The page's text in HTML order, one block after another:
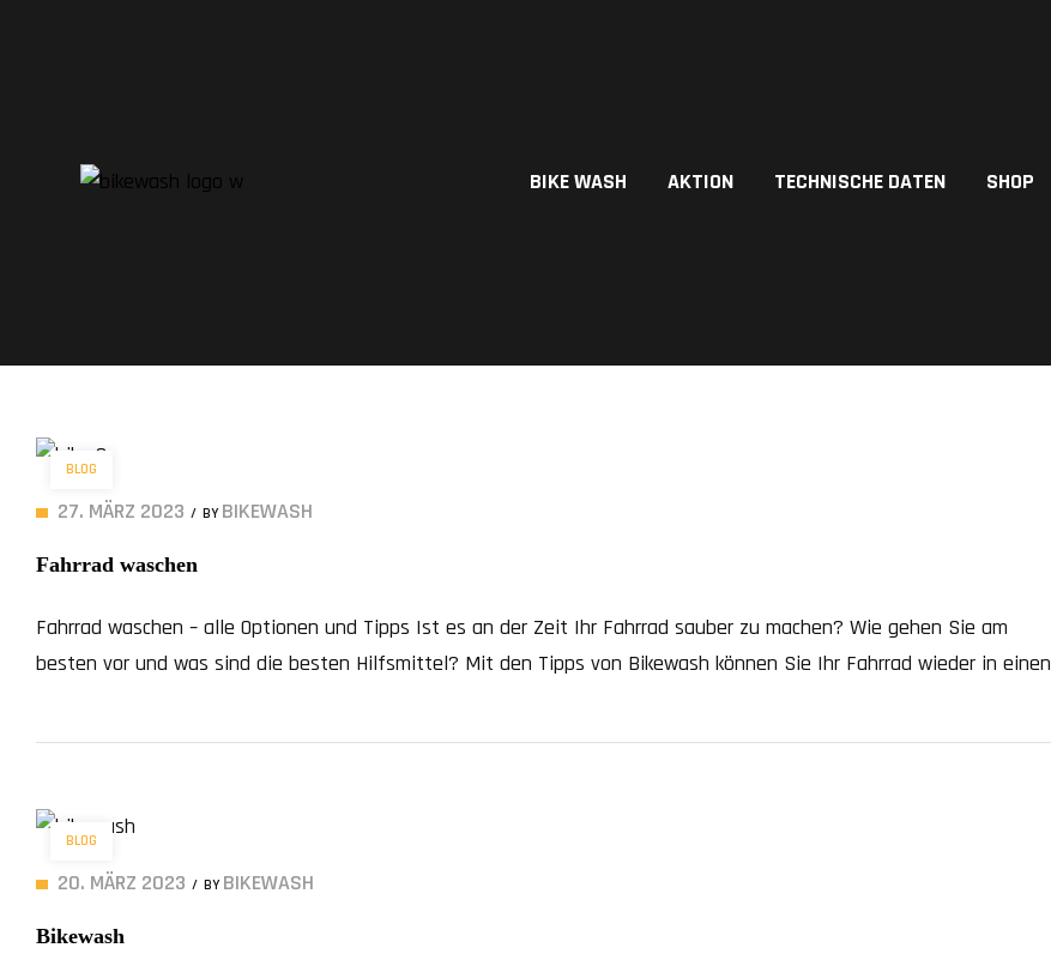
BIKE WASH AKTION TECHNISCHE DATEN SHOP
BLOG
27. MÄRZ 2023 BY BIKEWASH
Fahrrad waschen
Fahrrad waschen – alle Optionen und Tipps Ist es an der Zeit Ihr Fahrrad sauber zu machen? Wie gehen Sie am
besten vor und was sind die besten Hilfsmittel? Mit den Tipps von Bikewash können Sie Ihr Fahrrad wieder in einen
BLOG
20. MÄRZ 2023 BY BIKEWASH
Bikewash